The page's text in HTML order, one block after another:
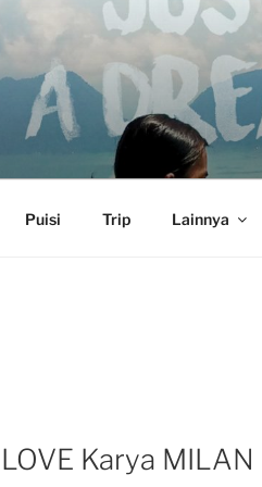
Puisi Trip Lainnya
Karya MILAN